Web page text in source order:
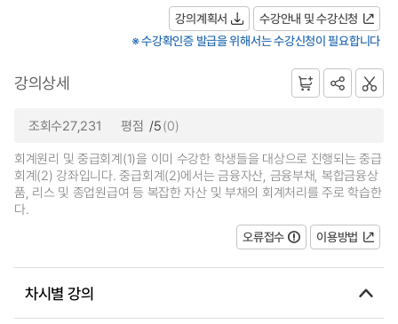
강의계획서
수강안내 및 수강신청
※ 수강확인증 발급을 위해서는 수강신청이 필요합니다
강의상세
조회수27,231 평점 /5(0)
회계원리 및 중급회계(1)을 이미 수강한 학생들을 대상으로 진행되는 중급
회계(2) 강좌입니다. 중급회계(2)에서는 금융자산, 금융부채, 복합금융상
품, 리스 및 종업원급여 등 복잡한 자산 및 부채의 회계처리를 주로 학습한
다.
오류접수
이용방법
차시별 강의